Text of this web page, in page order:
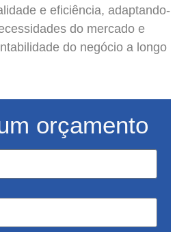
e eficiência, adaptando-
do mercado e
do negócio a longo
orçamento